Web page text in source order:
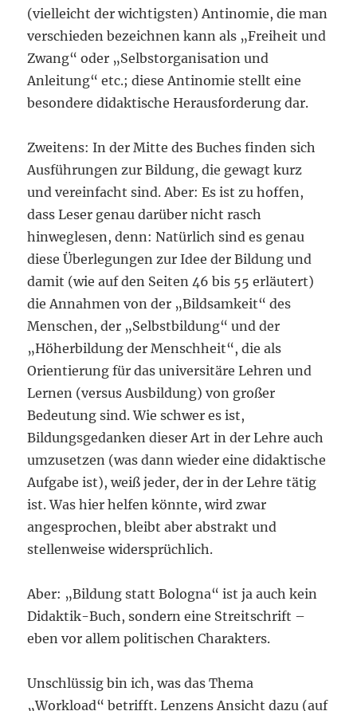
(vielleicht der wichtigsten) Antinomie, die man
verschieden bezeichnen kann als „Freiheit und
Zwang“ oder „Selbstorganisation und
Anleitung“ etc.; diese Antinomie stellt eine
besondere didaktische Herausforderung dar.
Zweitens: In der Mitte des Buches finden sich
Ausführungen zur Bildung, die gewagt kurz
und vereinfacht sind. Aber: Es ist zu hoffen,
dass Leser genau darüber nicht rasch
hinweglesen, denn: Natürlich sind es genau
diese Überlegungen zur Idee der Bildung und
damit (wie auf den Seiten 46 bis 55 erläutert)
die Annahmen von der „Bildsamkeit“ des
Menschen, der „Selbstbildung“ und der
„Höherbildung der Menschheit“, die als
Orientierung für das universitäre Lehren und
Lernen (versus Ausbildung) von großer
Bedeutung sind. Wie schwer es ist,
Bildungsgedanken dieser Art in der Lehre auch
umzusetzen (was dann wieder eine didaktische
Aufgabe ist), weiß jeder, der in der Lehre tätig
ist. Was hier helfen könnte, wird zwar
angesprochen, bleibt aber abstrakt und
stellenweise widersprüchlich.
Aber: „Bildung statt Bologna“ ist ja auch kein
Didaktik-Buch, sondern eine Streitschrift –
eben vor allem politischen Charakters.
Unschlüssig bin ich, was das Thema
„Workload“ betrifft. Lenzens Ansicht dazu (auf